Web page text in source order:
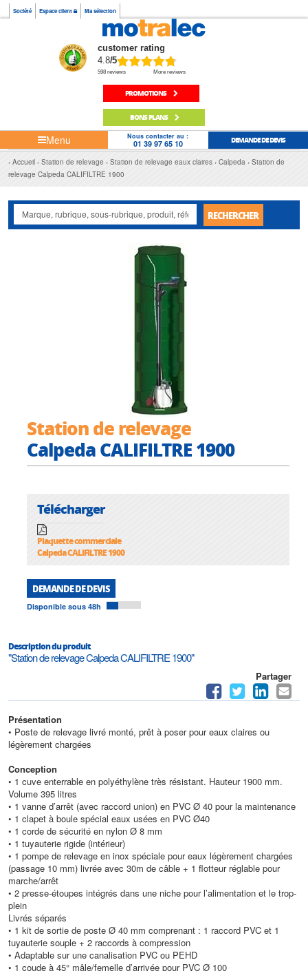
Société Espace client Ma sélection
customer rating
4.8/5
598 reviews More reviews
PROMOTIONS
BONS PLANS
Menu Nous contacter au :
01 39 97 65 10 DEMANDE DE DEVIS
Accueil Station de relevage Station de relevage eaux claires Calpeda
Station de
relevage Calpeda CALIFILTRE 1900
RECHERCHER
Station de relevage
Calpeda CALIFILTRE 1900
Télécharger
Plaquette commerciale
Calpeda CALIFILTRE 1900
DEMANDE DE DEVIS
Disponible sous 48h
Description du produit
"Station de relevage Calpeda CALIFILTRE 1900"
Partager
Présentation
• Poste de relevage livré monté, prêt à poser pour eaux claires ou
légèrement chargées
Conception
• 1 cuve enterrable en polyéthylène très résistant. Hauteur 1900 mm.
Volume 395 litres
• 1 vanne d’arrêt (avec raccord union) en PVC Ø 40 pour la maintenance
• 1 clapet à boule spécial eaux usées en PVC Ø40
• 1 corde de sécurité en nylon Ø 8 mm
• 1 tuyauterie rigide (intérieur)
• 1 pompe de relevage en inox spéciale pour eaux légèrement chargées
(passage 10 mm) livrée avec 30m de câble + 1 flotteur réglable pour
marche/arrêt
• 2 presse-étoupes intégrés dans une niche pour l’alimentation et le trop-
plein
Livrés séparés
• 1 kit de sortie de poste Ø 40 mm comprenant : 1 raccord PVC et 1
tuyauterie souple + 2 raccords à compression
• Adaptable sur une canalisation PVC ou PEHD
• 1 coude à 45° mâle/femelle d’arrivée pour PVC Ø 100